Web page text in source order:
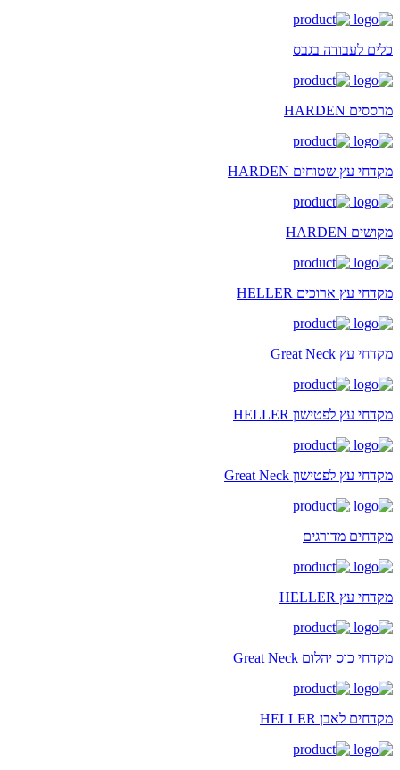
כלים לעבודה בגבס
מרססים HARDEN
מקדחי עץ שטוחים HARDEN
מקושים HARDEN
מקדחי עץ ארוכים HELLER
מקדחי עץ Great Neck
מקדחי עץ לפטישון HELLER
מקדחי עץ לפטישון Great Neck
מקדחים מדורגים
מקדחי עץ HELLER
מקדחי כוס יהלום Great Neck
מקדחים לאבן HELLER